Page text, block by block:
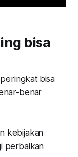
bisa
bisa
benar
kebijakan
perbaikan